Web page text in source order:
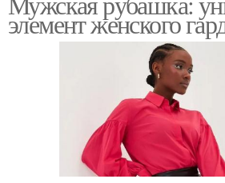
элемент женского